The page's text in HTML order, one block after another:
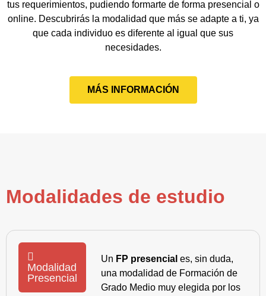
tus requerimientos, pudiendo formarte de forma presencial o
online. Descubrirás la modalidad que más se adapte a ti, ya
que cada individuo es diferente al igual que sus
necesidades.
MÁS INFORMACIÓN
Modalidades de estudio
Modalidad
Presencial
Un FP presencial es, sin duda,
una modalidad de Formación de
Grado Medio muy elegida por los